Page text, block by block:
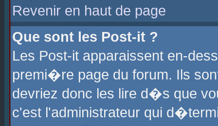
Revenir en haut de page
Que sont les Post-it ?
Les Post-it apparaissent en-
premi�re page du forum. Ils
devriez donc les lire d�s que
c'est l'administrateur qui